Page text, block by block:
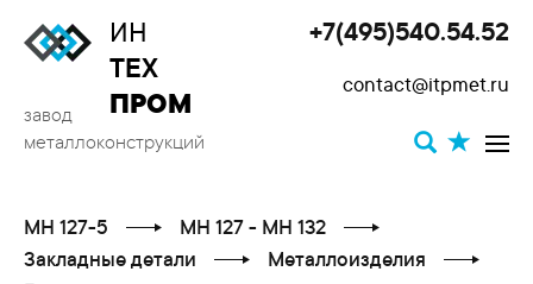
ИН
ТЕХ
ПРОМ
завод
металлоконструкций
+7(495)540.54.52
contact@itpmet.ru
МН 127-5
МН 127 - МН 132
Закладные детали
Металлоизделия